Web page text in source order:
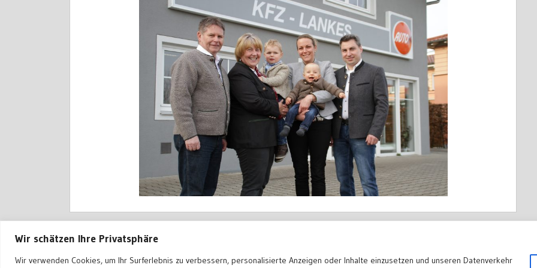
Wir schätzen Ihre Privatsphäre
Wir verwenden Cookies, um Ihr Surferlebnis zu verbessern, personalisierte Anzeigen oder Inhalte einzusetzen und unseren Datenverkehr
Erstellt mitWordPressund Treville.